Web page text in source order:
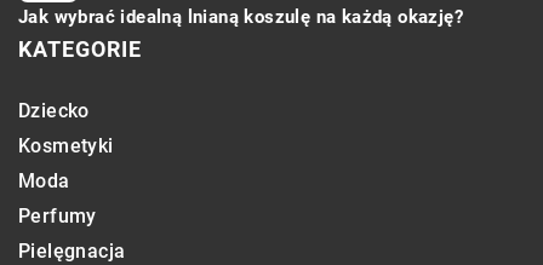
Jak wybrać idealną lnianą koszulę na każdą okazję?
KATEGORIE
Dziecko
Kosmetyki
Moda
Perfumy
Pielęgnacja